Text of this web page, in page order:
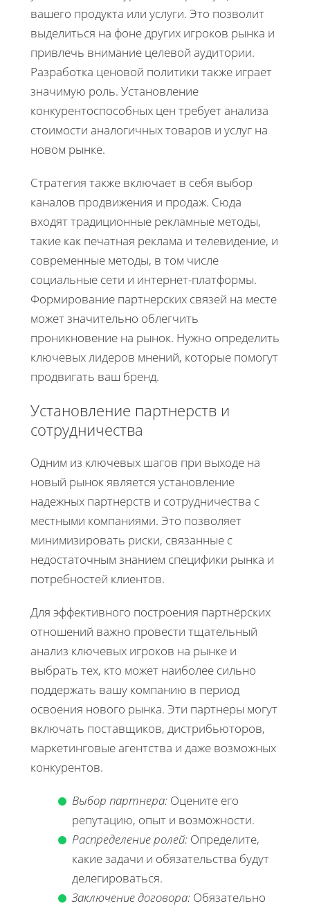
вашего продукта или услуги. Это позволит
выделиться на фоне других игроков рынка и
привлечь внимание целевой аудитории.
Разработка ценовой политики также играет
значимую роль. Установление
конкурентоспособных цен требует анализа
стоимости аналогичных товаров и услуг на
новом рынке.
Стратегия также включает в себя выбор
каналов продвижения и продаж. Сюда
входят традиционные рекламные методы,
такие как печатная реклама и телевидение, и
современные методы, в том числе
социальные сети и интернет-платформы.
Формирование партнерских связей на месте
может значительно облегчить
проникновение на рынок. Нужно определить
ключевых лидеров мнений, которые помогут
продвигать ваш бренд.
Установление партнерств и
сотрудничества
Одним из ключевых шагов при выходе на
новый рынок является установление
надежных партнерств и сотрудничества с
местными компаниями. Это позволяет
минимизировать риски, связанные с
недостаточным знанием специфики рынка и
потребностей клиентов.
Для эффективного построения партнёрских
отношений важно провести тщательный
анализ ключевых игроков на рынке и
выбрать тех, кто может наиболее сильно
поддержать вашу компанию в период
освоения нового рынка. Эти партнеры могут
включать поставщиков, дистрибьюторов,
маркетинговые агентства и даже возможных
конкурентов.
Выбор партнера: Оцените его
репутацию, опыт и возможности.
Распределение ролей: Определите,
какие задачи и обязательства будут
делегироваться.
Заключение договора: Обязательно